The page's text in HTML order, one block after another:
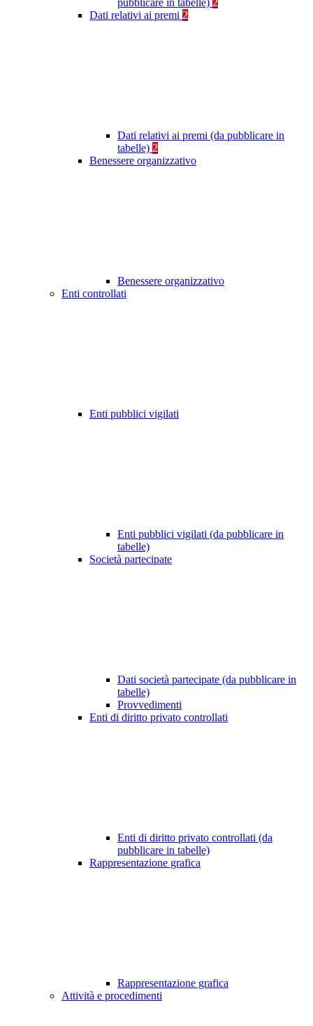
pubblicare in tabelle) 2
Dati relativi ai premi 2
Dati relativi ai premi (da pubblicare in
tabelle) 2
Benessere organizzativo
Benessere organizzativo
Enti controllati
Enti pubblici vigilati
Enti pubblici vigilati (da pubblicare in
tabelle)
Società partecipate
Dati società partecipate (da pubblicare in
tabelle)
Provvedimenti
Enti di diritto privato controllati
Enti di diritto privato controllati (da
pubblicare in tabelle)
Rappresentazione grafica
Rappresentazione grafica
Attività e procedimenti